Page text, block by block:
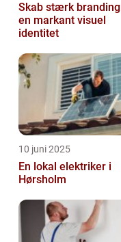
Skab stærk
en markant visuel
identitet
10 juni 2025
En lokal elektriker i
Hørsholm